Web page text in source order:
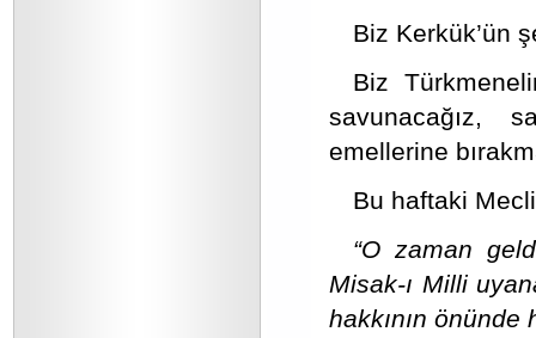
Biz Kerkük’ün
Biz
savunacağız,
emellerine
Bu haftaki
“O zaman
Misak-ı Milli
hakkının önünde